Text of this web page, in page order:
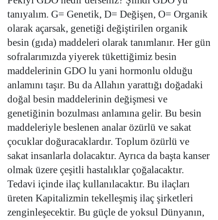
tanıyalım. G= Genetik, D= Değişen, O= Organik
olarak açarsak, genetiği değiştirilen organik
besin (gıda) maddeleri olarak tanımlanır. Her gün
sofralarımızda yiyerek tükettiğimiz besin
maddelerinin GDO lu yani hormonlu olduğu
anlamını taşır. Bu da Allahın yarattığı doğadaki
doğal besin maddelerinin değişmesi ve
genetiğinin bozulması anlamına gelir. Bu besin
maddeleriyle beslenen analar özürlü ve sakat
çocuklar doğuracaklardır. Toplum özürlü ve
sakat insanlarla dolacaktır. Ayrıca da başta kanser
olmak üzere çeşitli hastalıklar çoğalacaktır.
Tedavi içinde ilaç kullanılacaktır. Bu ilaçları
üreten Kapitalizmin tekelleşmiş ilaç şirketleri
zenginleşecektir. Bu güçle de yoksul Dünyanın,